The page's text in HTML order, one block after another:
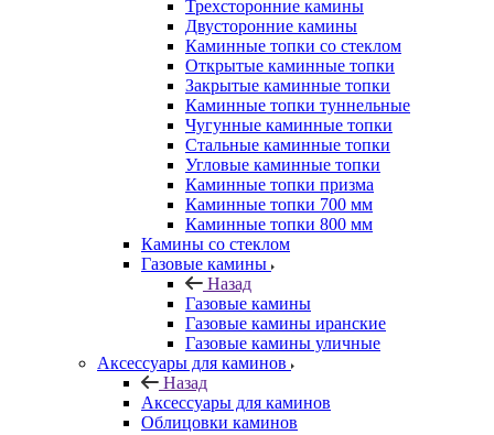
Трехсторонние камины
Двусторонние камины
Каминные топки со стеклом
Открытые каминные топки
Закрытые каминные топки
Каминные топки туннельные
Чугунные каминные топки
Стальные каминные топки
Угловые каминные топки
Каминные топки призма
Каминные топки 700 мм
Каминные топки 800 мм
Камины со стеклом
Газовые камины
Назад
Газовые камины
Газовые камины иранские
Газовые камины уличные
Аксессуары для каминов
Назад
Аксессуары для каминов
Облицовки каминов